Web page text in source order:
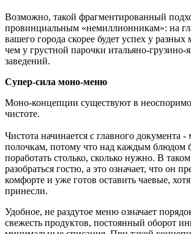
Возможно, такой фрагментированный
провинциальным «немиллионникам»: на
вашего города скорее будет успех у
чем у грустной парочки итальяно-грузино-
заведений.
Супер-сила моно-меню
Моно-концепции существуют в
чистоте.
Чистота начинается с главного документа
полочкам, потому что над каждым блюдом
поработать столько, сколько нужно. В
разобраться гостю, а это означает, что он
комфорте и уже готов оставить чаевые,
принесли.
Удобное, не раздутое меню означает
свежесть продуктов, постоянный оборот